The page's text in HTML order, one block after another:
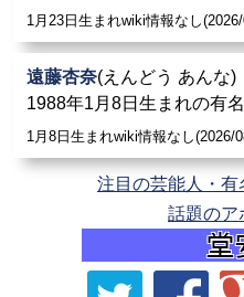
1月23日生まれwiki情報なし
遠藤杏奈(えんどう あんな)
1988年1月8日生まれの有
1月8日生まれwiki情報なし(2026/
注目の芸能人・有
話題のア